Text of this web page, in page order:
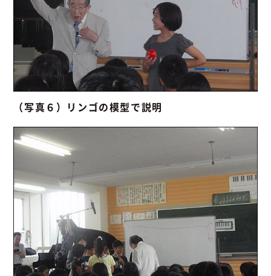
（写真６）リンゴの模型で説明